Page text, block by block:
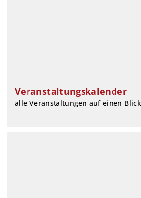
Veranstaltungskalender
alle Veranstaltungen auf einen Blick